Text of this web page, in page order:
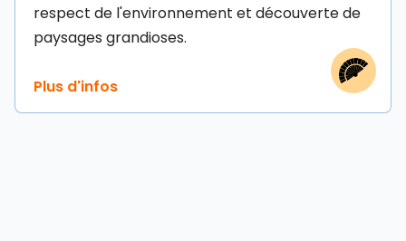
respect de l'environnement et découverte de
paysages grandioses.